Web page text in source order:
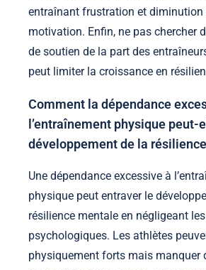
entraînant frustration et diminution
motivation. Enfin, ne pas chercher
de soutien de la part des
peut limiter la croissance en
Comment la dépendance
l’entraînement physique peut-
développement de la
Une dépendance excessive à
physique peut entraver le
résilience mentale en négligeant
psychologiques. Les athlètes
physiquement forts mais manquer